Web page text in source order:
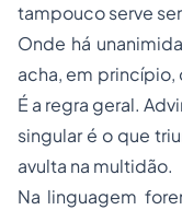
tampouco serve
Onde há
acha, em princípio,
É a regra geral.
singular é o que
avulta na multidão.
Na linguagem